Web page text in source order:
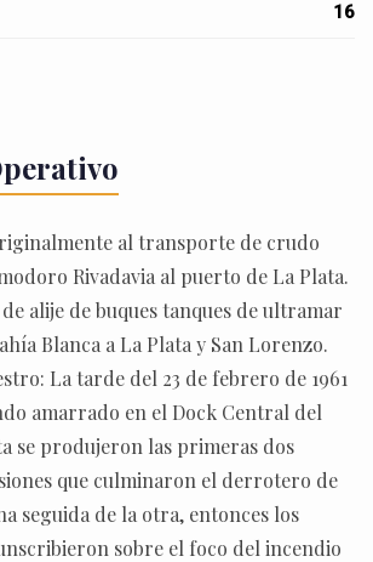
16
al transporte de crudo
Rivadavia al puerto de La Plata.
alije de buques tanques de ultramar
Blanca a La Plata y San Lorenzo.
La tarde del 23 de febrero de 1961
amarrado en el Dock Central del
se produjeron las primeras dos
que culminaron el derrotero de
seguida de la otra, entonces los
sobre el foco del incendio